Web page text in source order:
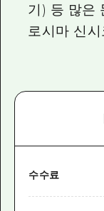
기) 등 많은
로시마 신
수수료